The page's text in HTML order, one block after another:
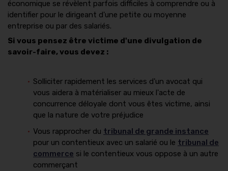
économique se révèlent parfois difficiles à comprendre ou à
identifier pour le dirigeant d'une petite ou moyenne
entreprise ou par des salariés.
Si vous pensez être victime d'une divulgation de
savoir-faire, vous devez :
Solliciter rapidement les services d'un avocat qui
vous aidera à matérialiser au mieux l'acte de
concurrence déloyale dont vous êtes victime, ainsi
que la nature de votre préjudice
Vous rapprocher du tribunal de grande instance
pour un contentieux avec un salarié ou le tribunal de
commerce si le contentieux vous oppose à un autre
commerçant